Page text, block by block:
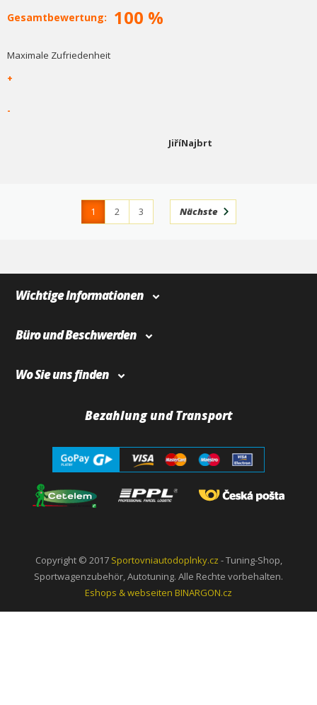
Gesamtbewertung: 100 %
Maximale Zufriedenheit
+
-
JiříNajbrt
1 2
3
Nächste
Wichtige Informationen
Büro und Beschwerden
Wo Sie uns finden
Bezahlung und Transport
Copyright © 2017 Sportovniautodoplnky.cz - Tuning-Shop,
Sportwagenzubehör, Autotuning. Alle Rechte vorbehalten.
Eshops & webseiten BINARGON.cz